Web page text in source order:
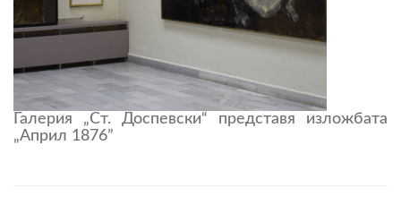
Галерия „Ст. Доспевски“ представя изложбата
„Април 1876”